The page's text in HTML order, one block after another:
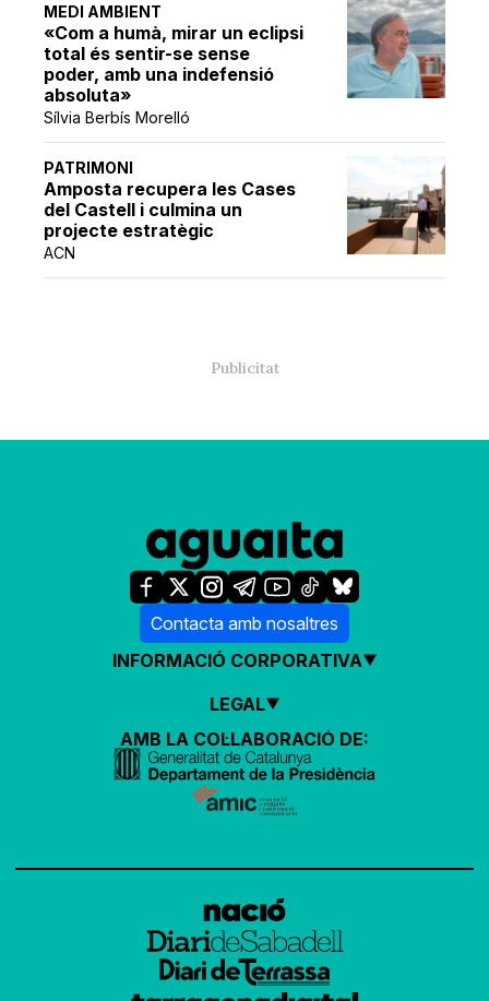
MEDI AMBIENT
«Com a humà, mirar un eclipsi
total és sentir-se sense
poder, amb una indefensió
absoluta»
Sílvia Berbís Morelló
PATRIMONI
Amposta recupera les Cases
del Castell i culmina un
projecte estratègic
ACN
Contacta amb nosaltres
INFORMACIÓ CORPORATIVA
LEGAL
AMB LA COL·LABORACIÓ DE: